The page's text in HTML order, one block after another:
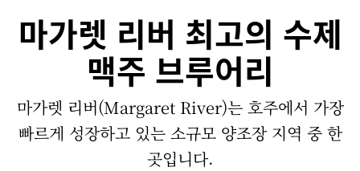
마가렛 리버 최고의 수제
맥주 브루어리
마가렛 리버(Margaret River)는 호주에서 가장
빠르게 성장하고 있는 소규모 양조장 지역 중 한
곳입니다.